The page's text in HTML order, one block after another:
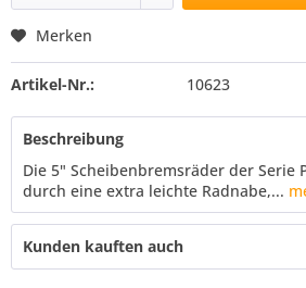
Merken
Artikel-Nr.: 10623
Beschreibung
Die 5" Scheibenbremsräder der Serie
durch eine extra leichte Radnabe,...
Kunden kauften auch